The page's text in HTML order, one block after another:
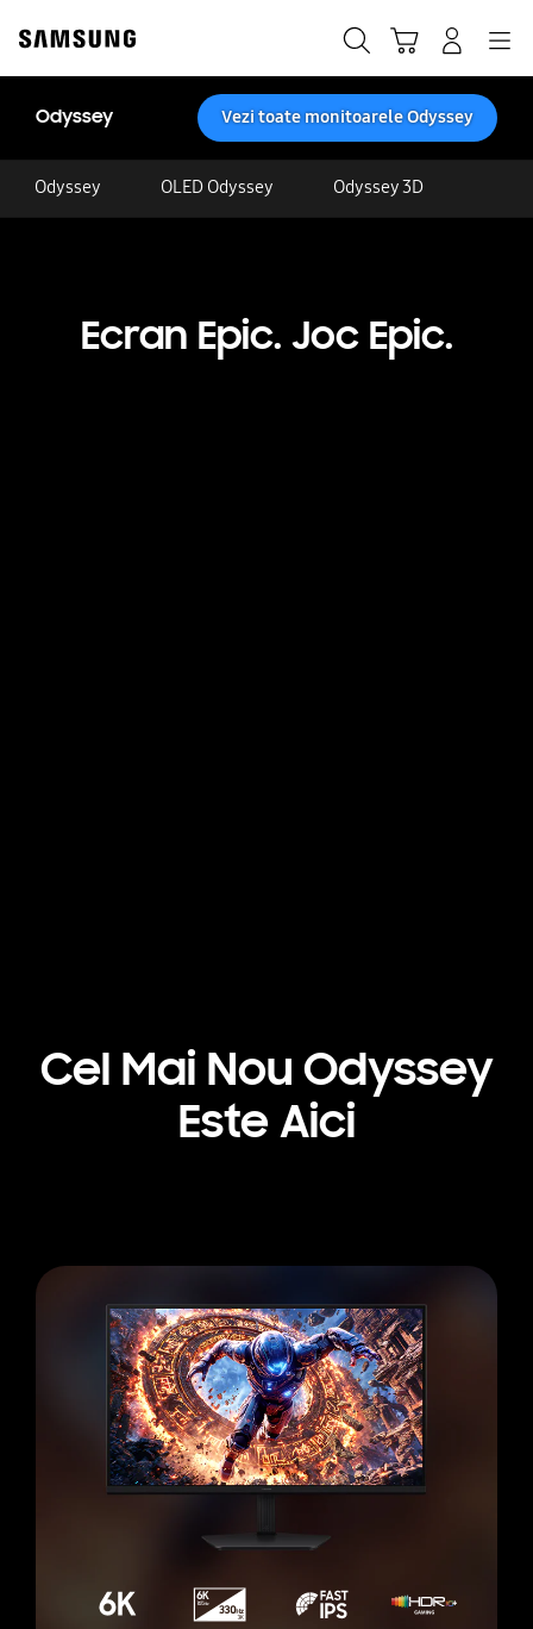
content
Odyssey Vezi toate monitoarele Odyssey
Odyssey OLED Odyssey Odyssey 3D
Ecran Epic. Joc Epic.
Cel Mai Nou Odyssey
Este Aici